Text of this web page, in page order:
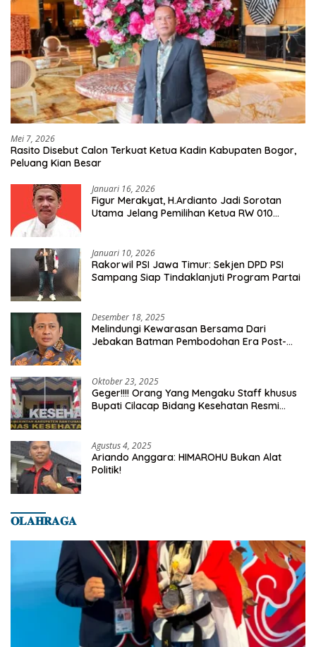
Mei 7, 2026
Rasito Disebut Calon Terkuat Ketua Kadin Kabupaten Bogor,
Peluang Kian Besar
Januari 16, 2026
Figur Merakyat, H.Ardianto Jadi Sorotan
Utama Jelang Pemilihan Ketua RW 010
Januari 10, 2026
Rakorwil PSI Jawa Timur: Sekjen DPD PSI
Sampang Siap Tindaklanjuti Program Partai
Desember 18, 2025
Melindungi Kewarasan Bersama Dari
Jebakan Batman Pembodohan Era Post-
Oktober 23, 2025
Geger!!!! Orang Yang Mengaku Staff khusus
Bupati Cilacap Bidang Kesehatan Resmi
Agustus 4, 2025
Ariando Anggara: HIMAROHU Bukan Alat
Politik!
𝐎𝐋𝐀𝐇𝐑𝐀𝐆𝐀